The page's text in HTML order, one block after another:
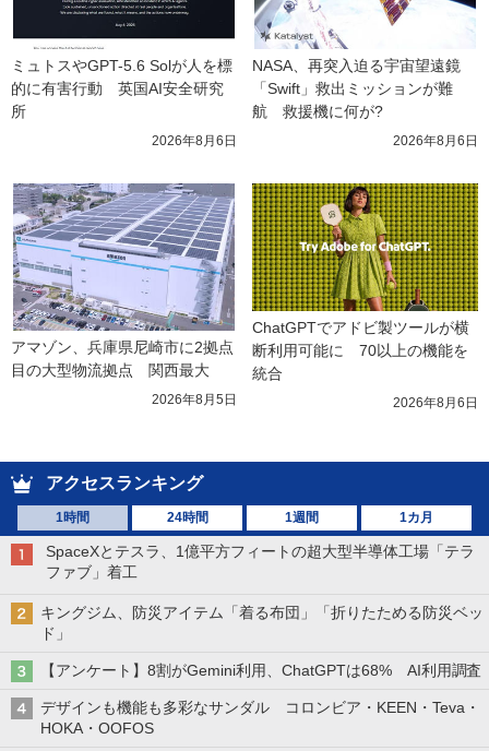
ミュトスやGPT-5.6 Solが人を標
的に有害行動　英国AI安全研究
所
2026年8月6日
NASA、再突入迫る宇宙望遠鏡
「Swift」救出ミッションが難
航　救援機に何が?
2026年8月6日
アマゾン、兵庫県尼崎市に2拠点
目の大型物流拠点　関西最大
2026年8月5日
ChatGPTでアドビ製ツールが横
断利用可能に　70以上の機能を
統合
2026年8月6日
アクセスランキング
1時間 24時間 1週間 1カ月
SpaceXとテスラ、1億平方フィートの超大型半導体工場「テラ
ファブ」着工
キングジム、防災アイテム「着る布団」「折りたためる防災ベッ
ド」
【アンケート】8割がGemini利用、ChatGPTは68% AI利用調査
デザインも機能も多彩なサンダル コロンビア・KEEN・Teva・
HOKA・OOFOS